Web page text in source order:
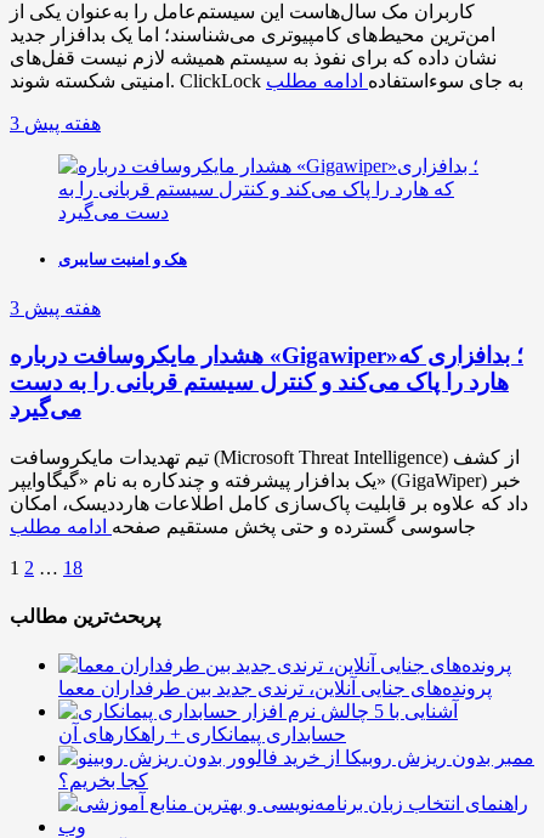
کاربران مک سال‌هاست این سیستم‌عامل را به‌عنوان یکی از
امن‌ترین محیط‌های کامپیوتری می‌شناسند؛ اما یک بدافزار جدید
نشان داده که برای نفوذ به سیستم همیشه لازم نیست قفل‌های
امنیتی شکسته شوند. ClickLock به جای سوءاستفاده ادامه مطلب
3 هفته پیش
هک و امنیت سایبری
3 هفته پیش
هشدار مایکروسافت درباره «Gigawiper»؛ بدافزاری که
هارد را پاک می‌کند و کنترل سیستم قربانی را به دست
می‌گیرد
تیم تهدیدات مایکروسافت (Microsoft Threat Intelligence) از کشف
یک بدافزار پیشرفته و چندکاره به نام «گیگاوایپر» (GigaWiper) خبر
داد که علاوه بر قابلیت پاک‌سازی کامل اطلاعات هارددیسک، امکان
جاسوسی گسترده و حتی پخش مستقیم صفحه ادامه مطلب
1 2 … 18
پربحث‌ترین مطالب
پرونده‌های جنایی آنلاین، ترندی جدید بین طرفداران معما
آشنایی با 5 چالش
حسابداری پیمانکاری + راهکارهای آن
ممبر بدون ریزش روبیکا از
کجا بخریم؟